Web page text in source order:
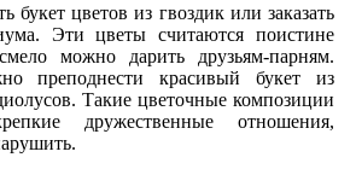
букет цветов из гвоздик или заказать
Эти цветы считаются поистине
можно дарить друзьям-парням.
преподнести красивый букет из
Такие цветочные композиции
дружественные отношения,